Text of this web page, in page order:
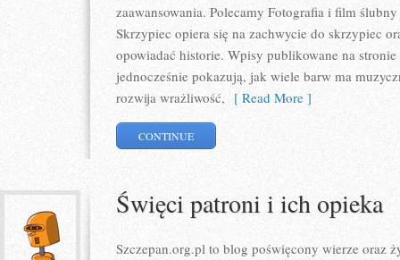
zaawansowania. Polecamy Fotografia i film
Skrzypiec opiera się na zachwycie do skrzypiec
opowiadać historie. Wpisy publikowane na
jednocześnie pokazują, jak wiele barw ma
rozwija wrażliwość, [ Read More ]
CONTINUE
Święci patroni i ich opieka
Szczepan.org.pl to blog poświęcony wierze oraz